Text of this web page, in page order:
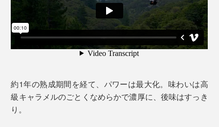
約1年の熟成期間を経て、パワーは最大化。味わいは高
級キャラメルのごとくなめらかで濃厚に、後味はすっき
り。